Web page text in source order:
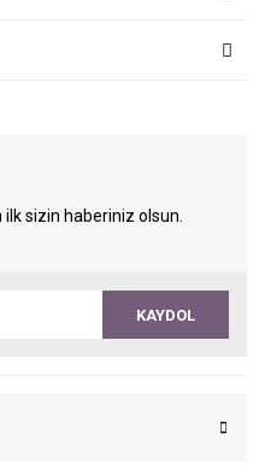
ilk sizin haberiniz olsun.
KAYDOL